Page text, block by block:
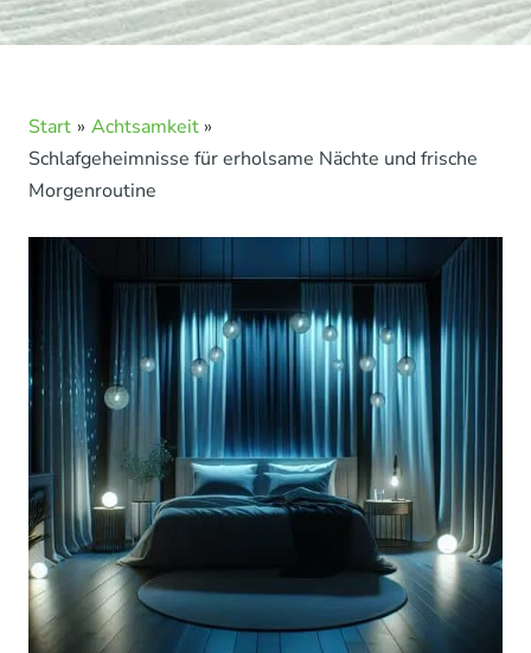
Start
Achtsamkeit
Schlafgeheimnisse für erholsame Nächte und frische
Morgenroutine